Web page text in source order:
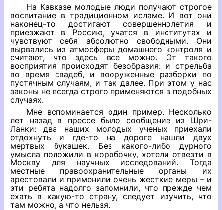
На Кавказе молодые люди получают строгое
воспитание в традиционном исламе. И вот они
наконец-то достигают совершеннолетия и
приезжают в Россию, учатся в институтах и
чувствуют себя абсолютно свободными. Они
вырвались из атмосферы домашнего контроля и
считают, что здесь все можно. От такого
восприятия происходят безобразия: и стрельба
во время свадеб, и вооруженные разборки по
пустячным случаям, и так далее. При этом у нас
законы не всегда строго применяются в подобных
случаях.
Мне вспоминается один пример. Несколько
лет назад в прессе было сообщение из Шри-
Ланки: два наших молодых ученых приехали
отдохнуть и где-то на дороге нашли двух
мертвых букашек. Без какого-либо дурного
умысла положили в коробочку, хотели отвезти в
Москву для научных исследований. Тогда
местные правоохранительные органы их
арестовали и применили очень жесткие меры – и
эти ребята надолго запомнили, что прежде чем
ехать в какую-то страну, следует изучить, что
там можно, а что нельзя.